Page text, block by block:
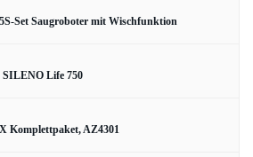
Set Saugroboter mit Wischfunktion
SILENO Life 750
Komplettpaket, AZ4301